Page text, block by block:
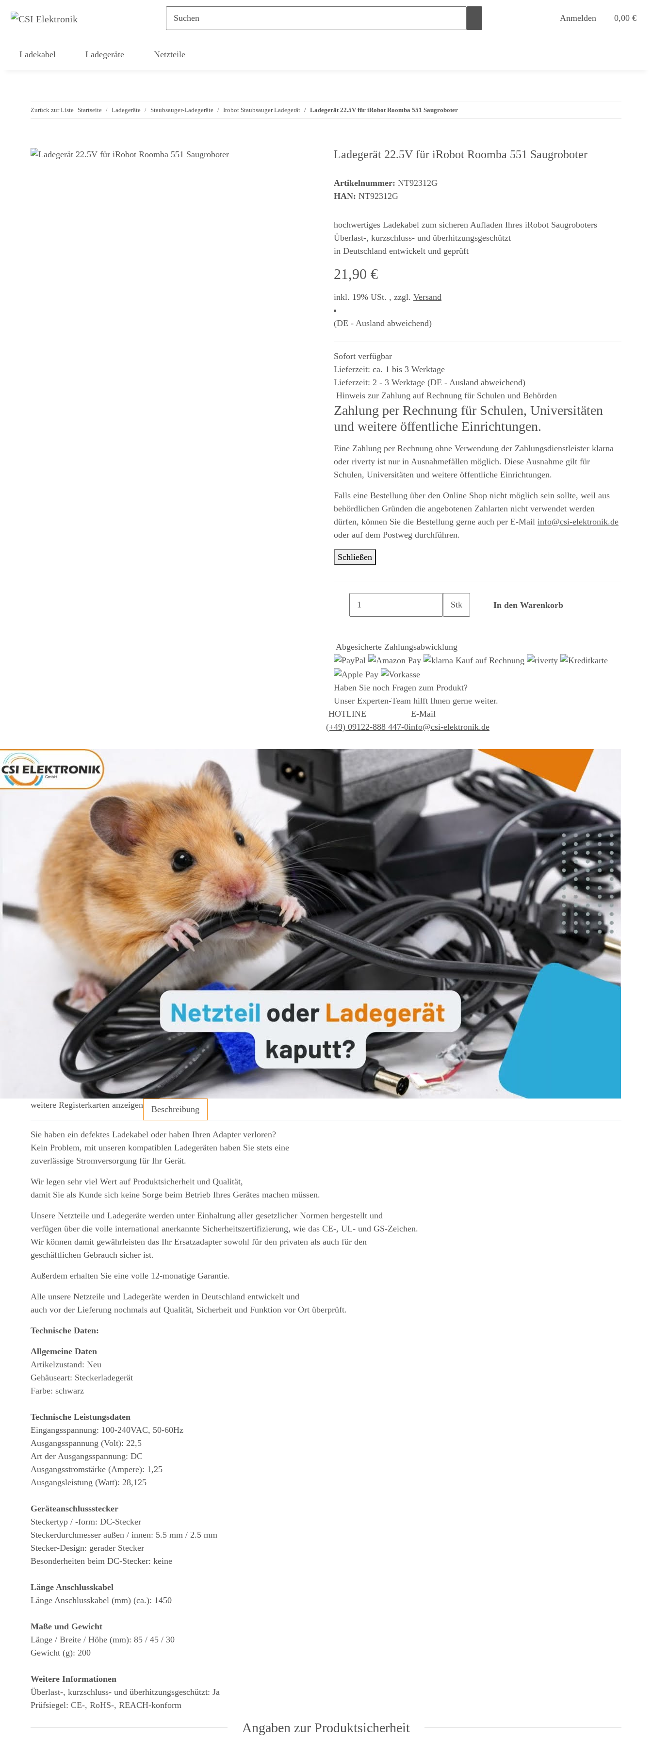
Anmelden 0,00 €
Ladekabel Ladegeräte Netzteile
Zurück zur Liste Startseite Ladegeräte Staubsauger-Ladegeräte Irobot Staubsauger Ladegerät Ladegerät 22.5V für iRobot Roomba 551 Saugroboter
Ladegerät 22.5V für iRobot Roomba 551 Saugroboter
Artikelnummer: NT92312G
HAN: NT92312G
hochwertiges Ladekabel zum sicheren Aufladen Ihres iRobot Saugroboters
Überlast-, kurzschluss- und überhitzungsgeschützt
in Deutschland entwickelt und geprüft
21,90 €
inkl. 19% USt. , zzgl. Versand
(DE - Ausland abweichend)
Sofort verfügbar
Lieferzeit: ca. 1 bis 3 Werktage
Lieferzeit: 2 - 3 Werktage (DE - Ausland abweichend)
Hinweis zur Zahlung auf Rechnung für Schulen und Behörden
Zahlung per Rechnung für Schulen, Universitäten
und weitere öffentliche Einrichtungen.
Eine Zahlung per Rechnung ohne Verwendung der Zahlungsdienstleister klarna
oder riverty ist nur in Ausnahmefällen möglich. Diese Ausnahme gilt für
Schulen, Universitäten und weitere öffentliche Einrichtungen.
Falls eine Bestellung über den Online Shop nicht möglich sein sollte, weil aus
behördlichen Gründen die angebotenen Zahlarten nicht verwendet werden
dürfen, können Sie die Bestellung gerne auch per E-Mail info@csi-elektronik.de
oder auf dem Postweg durchführen.
Schließen
Stk In den Warenkorb
Abgesicherte Zahlungsabwicklung
Haben Sie noch Fragen zum Produkt?
Unser Experten-Team hilft Ihnen gerne weiter.
HOTLINE
(+49) 09122-888 447-0
E-Mail
info@csi-elektronik.de
weitere Registerkarten anzeigen Beschreibung
Sie haben ein defektes Ladekabel oder haben Ihren Adapter verloren?
Kein Problem, mit unseren kompatiblen Ladegeräten haben Sie stets eine
zuverlässige Stromversorgung für Ihr Gerät.
Wir legen sehr viel Wert auf Produktsicherheit und Qualität,
damit Sie als Kunde sich keine Sorge beim Betrieb Ihres Gerätes machen müssen.
Unsere Netzteile und Ladegeräte werden unter Einhaltung aller gesetzlicher Normen hergestellt und
verfügen über die volle international anerkannte Sicherheitszertifizierung, wie das CE-, UL- und GS-Zeichen.
Wir können damit gewährleisten das Ihr Ersatzadapter sowohl für den privaten als auch für den
geschäftlichen Gebrauch sicher ist.
Außerdem erhalten Sie eine volle 12-monatige Garantie.
Alle unsere Netzteile und Ladegeräte werden in Deutschland entwickelt und
auch vor der Lieferung nochmals auf Qualität, Sicherheit und Funktion vor Ort überprüft.
Technische Daten:
Allgemeine Daten
Artikelzustand: Neu
Gehäuseart: Steckerladegerät
Farbe: schwarz
Technische Leistungsdaten
Eingangsspannung: 100-240VAC, 50-60Hz
Ausgangsspannung (Volt): 22,5
Art der Ausgangsspannung: DC
Ausgangsstromstärke (Ampere): 1,25
Ausgangsleistung (Watt): 28,125
Geräteanschlussstecker
Steckertyp / -form: DC-Stecker
Steckerdurchmesser außen / innen: 5.5 mm / 2.5 mm
Stecker-Design: gerader Stecker
Besonderheiten beim DC-Stecker: keine
Länge Anschlusskabel
Länge Anschlusskabel (mm) (ca.): 1450
Maße und Gewicht
Länge / Breite / Höhe (mm): 85 / 45 / 30
Gewicht (g): 200
Weitere Informationen
Überlast-, kurzschluss- und überhitzungsgeschützt: Ja
Prüfsiegel: CE-, RoHS-, REACH-konform
Angaben zur Produktsicherheit